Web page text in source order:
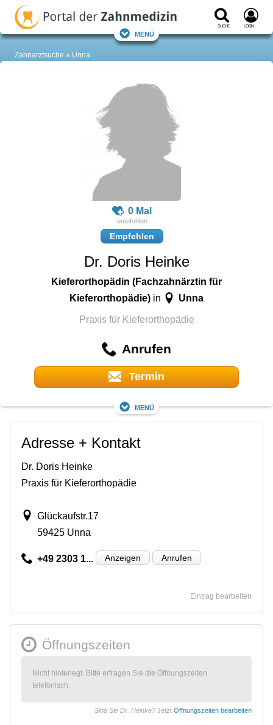
Suche Login
Menü
Zahnarztsuche Unna
0 Mal
Empfehlen
Dr. Doris Heinke
Kieferorthopädin (Fachzahnärztin für
Kieferorthopädie)in Unna
Praxis für Kieferorthopädie
Anrufen
Termin
Menü
Adresse + Kontakt
Dr. Doris Heinke
Praxis für Kieferorthopädie
Glückaufstr.17
59425 Unna
+49 2303 1... Anzeigen Anrufen
Eintrag bearbeiten
Öffnungszeiten
Nicht hinterlegt. Bitte erfragen Sie die Öffnungszeiten
telefonisch.
Sind Sie Dr. Heinke? Jetzt Öffnungszeiten bearbeiten